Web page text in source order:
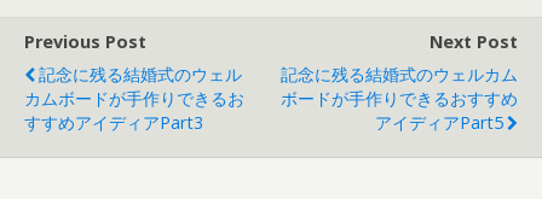
Previous Post
記念に残る結婚式のウェル
カムボードが手作りできるお
すすめアイディアpart3
Next Post
記念に残る結婚式のウェルカム
ボードが手作りできるおすすめ
アイディアpart5